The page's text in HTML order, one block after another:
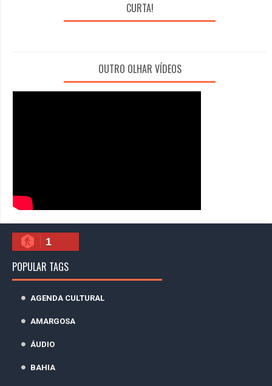
CURTA!
OUTRO OLHAR VÍDEOS
1
POPULAR TAGS
AGENDA CULTURAL
AMARGOSA
ÁUDIO
BAHIA